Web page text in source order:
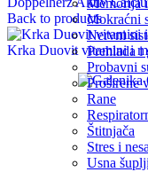
Mokraćni
Nervni
Prehlada i
Probavni
Proširene
Rane
Štitnjača
Stres i
Usna
Back to products
Krka Duovit vitamini i